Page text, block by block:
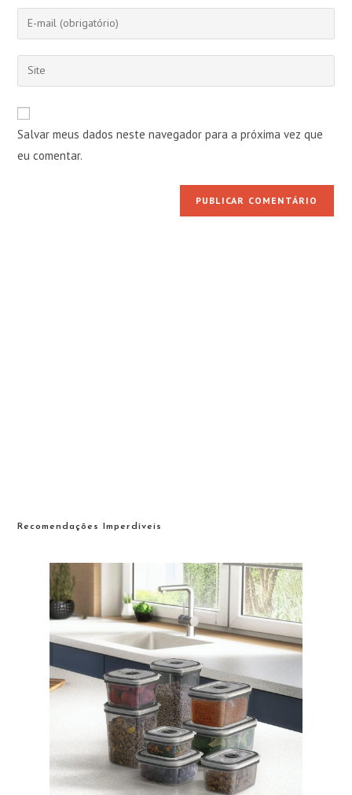
nome
ou
de
usuário
para
comentar
Digite
seu
endereço
de
para
comentar
Digite
o
do
seu
site
Salvar meus dados neste navegador para a próxima vez que
eu comentar.
Recomendações Imperdíveis